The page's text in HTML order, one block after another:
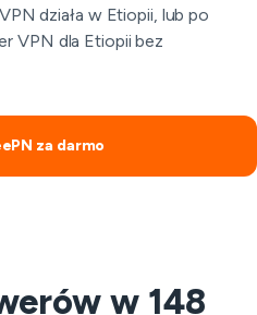
działa w Etiopii, lub po
VPN dla Etiopii bez
za darmo
w 148